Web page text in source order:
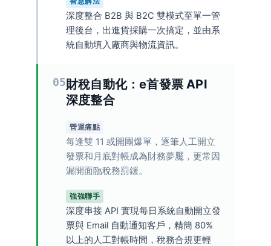
深度整合 B2B 與 B2C 雙模式至單一管
理後台，出進貨採購一次搞定，並由系
統自動填入廠商與物流資訊。
05財稅自動化：e首發票 API
深度整合
營運痛點
每逢雙 11 或開團爆單，逐筆人工開立
發票和月底對帳成為財務夢魘，更常因
漏開面臨稅務罰鍰。
強強聯手
深度串接 API 實現每日系統自動開立發
票與 Email 自動通知客戶，精簡 80%
以上的人工對帳時間，稅務合規更輕